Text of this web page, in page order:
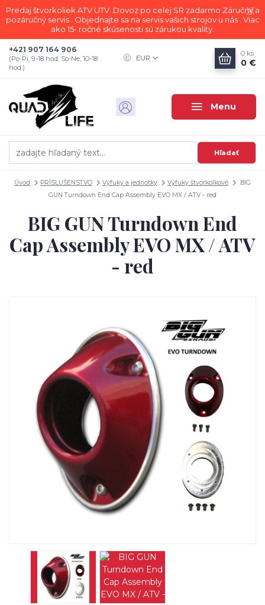
Predaj štvorkoliek ATV UTV .Dovoz po celej SR zadarmo.Záručný a
pozáručný servis . Objednajte sa na servis vašich strojov u nás . Viac
ako 15- ročné skúsenosti sú zárukou kvality.
Menu
EUR
Hľadať
+421 907 164 906
(Po-Pi, 9-18 hod. So-Ne, 10-18
hod.)
0 ks
0 €
Úvod PRÍSLUŠENSTVO Výfuky a jednotky Výfuky štvorkolkové
BIG
GUN Turndown End Cap Assembly EVO MX / ATV - red
BIG GUN Turndown End
Cap Assembly EVO MX / ATV
- red